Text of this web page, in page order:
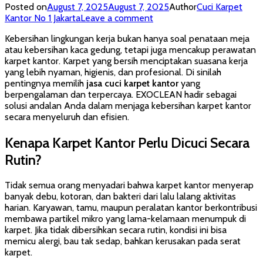
Posted onAugust 7, 2025August 7, 2025AuthorCuci Karpet
Kantor No 1 JakartaLeave a comment
Kebersihan lingkungan kerja bukan hanya soal penataan meja
atau kebersihan kaca gedung, tetapi juga mencakup perawatan
karpet kantor. Karpet yang bersih menciptakan suasana kerja
yang lebih nyaman, higienis, dan profesional. Di sinilah
pentingnya memilih jasa cuci karpet kantoryang
berpengalaman dan terpercaya. EXOCLEAN hadir sebagai
solusi andalan Anda dalam menjaga kebersihan karpet kantor
secara menyeluruh dan efisien.
Kenapa Karpet Kantor Perlu Dicuci Secara
Rutin?
Tidak semua orang menyadari bahwa karpet kantor menyerap
banyak debu, kotoran, dan bakteri dari lalu lalang aktivitas
harian. Karyawan, tamu, maupun peralatan kantor berkontribusi
membawa partikel mikro yang lama-kelamaan menumpuk di
karpet. Jika tidak dibersihkan secara rutin, kondisi ini bisa
memicu alergi, bau tak sedap, bahkan kerusakan pada serat
karpet.